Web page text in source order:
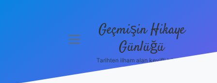
menüyü
Geçmişin Hikaye
Günlüğü
Tarihten ilham alan keyifli bilgiler!